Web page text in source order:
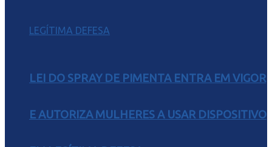
LEI DO SPRAY DE PIMENTA ENTRA EM VIGOR
E AUTORIZA MULHERES A USAR DISPOSITIVO